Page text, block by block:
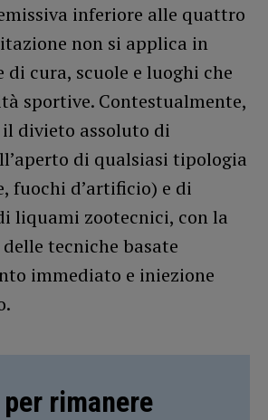
inferiore alle quattro
non si applica in
di cura, scuole e luoghi che
sportive. Contestualmente,
divieto assoluto di
di qualsiasi tipologia
fuochi d’artificio) e di
liquami zootecnici, con la
tecniche basate
immediato e iniezione
rimanere